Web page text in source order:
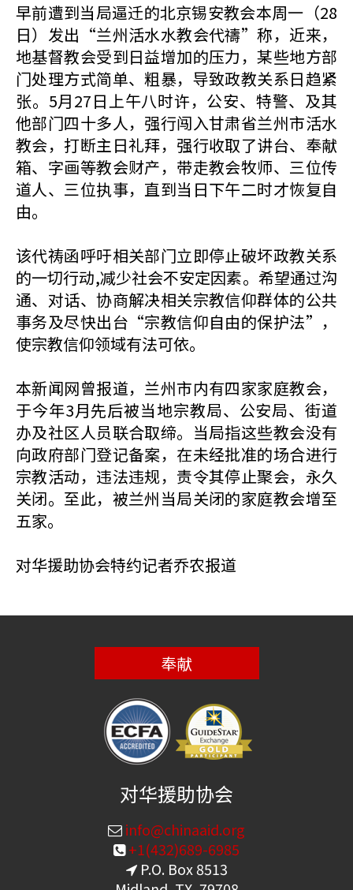
早前遭到当局逼迁的北京锡安教会本周一（28
日）发出“兰州活水水教会代禱”称，近来，
地基督教会受到日益增加的压力，某些地方部
门处理方式简单、粗暴，导致政教关系日趋紧
张。5月27日上午八时许，公安、特警、及其
他部门四十多人，强行闯入甘肃省兰州市活水
教会，打断主日礼拜，强行收取了讲台、奉献
箱、字画等教会财产，带走教会牧师、三位传
道人、三位执事，直到当日下午二时才恢复自
由。
该代祷函呼吁相关部门立即停止破坏政教关系
的一切行动,减少社会不安定因素。希望通过沟
通、对话、协商解决相关宗教信仰群体的公共
事务及尽快出台“宗教信仰自由的保护法”，
使宗教信仰领域有法可依。
本新闻网曾报道，兰州市内有四家家庭教会，
于今年3月先后被当地宗教局、公安局、街道
办及社区人员联合取缔。当局指这些教会没有
向政府部门登记备案，在未经批准的场合进行
宗教活动，违法违规，责令其停止聚会，永久
关闭。至此，被兰州当局关闭的家庭教会增至
五家。
对华援助协会特约记者乔农报道
奉献
对华援助协会
info@chinaaid.org
+1(432)689-6985
P.O. Box 8513